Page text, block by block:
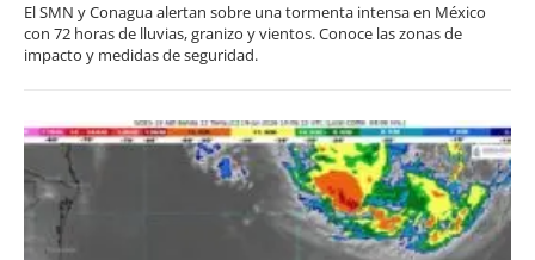
El SMN y Conagua alertan sobre una tormenta intensa en México
con 72 horas de lluvias, granizo y vientos. Conoce las zonas de
impacto y medidas de seguridad.